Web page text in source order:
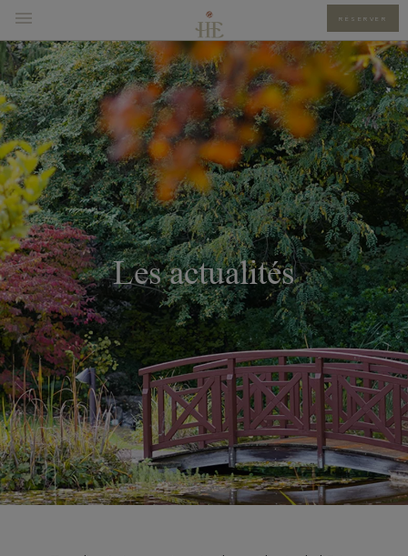
RÉSERVER
Les actualités